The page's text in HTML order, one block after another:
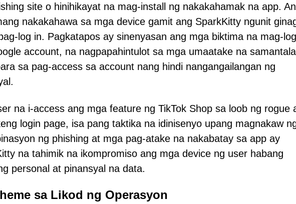
site o hinihikayat na mag-install ng nakakahamak na app.
nakakahawa sa mga device gamit ang SparkKitty ngunit
log in. Pagkatapos ay sinenyasan ang mga biktima na mag-
account, na nagpapahintulot sa mga umaatake na
sa pag-access sa account nang hindi nangangailangan ng
na i-access ang mga feature ng TikTok Shop sa loob ng rogue
login page, isa pang taktika na idinisenyo upang magnakaw
ng phishing at mga pag-atake na nakabatay sa app ay
na tahimik na ikompromiso ang mga device ng user habang
personal at pinansyal na data.
sa Likod ng Operasyon